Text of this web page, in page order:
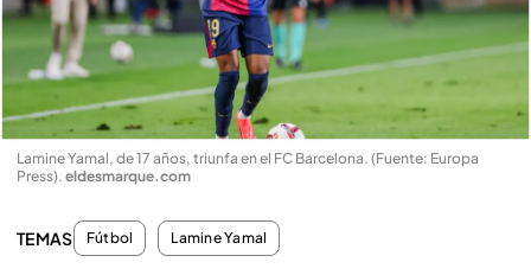
Lamine Yamal, de 17 años, triunfa en el FC Barcelona. (Fuente: Europa
Press). eldesmarque.com
TEMAS Fútbol Lamine Yamal